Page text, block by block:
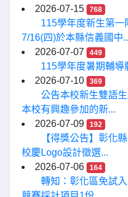
2026-07-15
768
115學年度新生第一
7/16(四)於本縣信義國中
2026-07-07
449
115學年度暑期輔導
2026-07-10
369
公告本校新生雙語
本校有興趣參加的新...
2026-07-09
192
【得獎公告】彰化
校慶Logo設計徵選...
2026-07-06
164
轉知：彰化區免試